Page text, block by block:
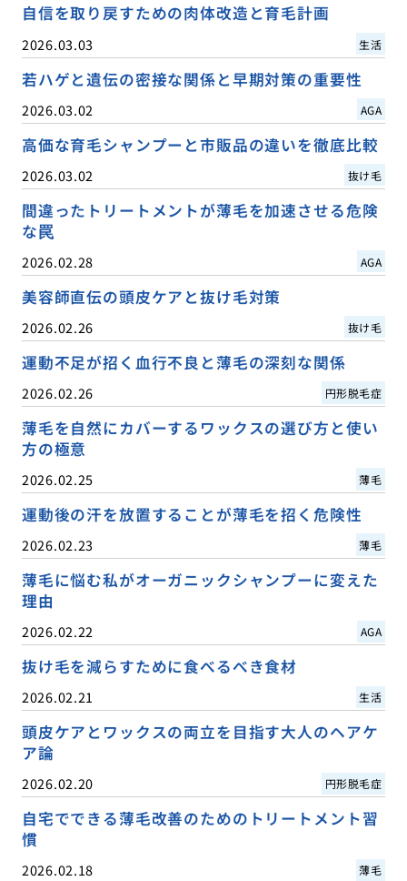
自信を取り戻すための肉体改造と育毛計画
2026.03.03 生活
若ハゲと遺伝の密接な関係と早期対策の重要性
2026.03.02 AGA
高価な育毛シャンプーと市販品の違いを徹底比較
2026.03.02 抜け毛
間違ったトリートメントが薄毛を加速させる危険
な罠
2026.02.28 AGA
美容師直伝の頭皮ケアと抜け毛対策
2026.02.26 抜け毛
運動不足が招く血行不良と薄毛の深刻な関係
2026.02.26 円形脱毛症
薄毛を自然にカバーするワックスの選び方と使い
方の極意
2026.02.25 薄毛
運動後の汗を放置することが薄毛を招く危険性
2026.02.23 薄毛
薄毛に悩む私がオーガニックシャンプーに変えた
理由
2026.02.22 AGA
抜け毛を減らすために食べるべき食材
2026.02.21 生活
頭皮ケアとワックスの両立を目指す大人のヘアケ
ア論
2026.02.20 円形脱毛症
自宅でできる薄毛改善のためのトリートメント習
慣
2026.02.18 薄毛